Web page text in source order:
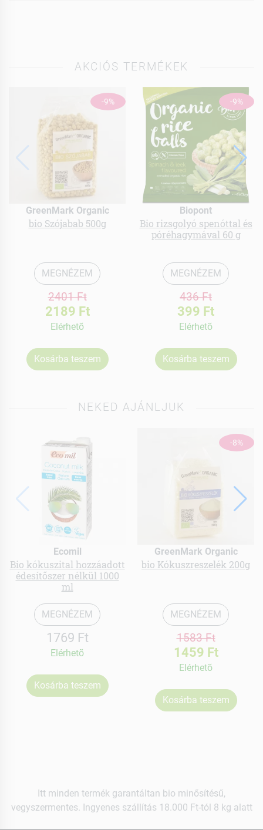
AKCIÓS TERMÉKEK
-9%
GreenMark Organic
bio Szójabab 500g
MEGNÉZEM
2401 Ft
2189 Ft
Elérhetõ
Kosárba teszem
-9%
Biopont
Bio rizsgolyó spenóttal és
póréhagymával 60 g
MEGNÉZEM
436 Ft
399 Ft
Elérhetõ
Kosárba teszem
NEKED AJÁNLJUK
Ecomil
Bio kókuszital hozzáadott
édesítőszer nélkül 1000
ml
MEGNÉZEM
1769 Ft
Elérhetõ
Kosárba teszem
-8%
GreenMark Organic
bio Kókuszreszelék 200g
MEGNÉZEM
1583 Ft
1459 Ft
Elérhetõ
Kosárba teszem
Itt minden termék garantáltan bio minősítésű,
vegyszermentes. Ingyenes szállítás 18.000 Ft-tól 8 kg alatt